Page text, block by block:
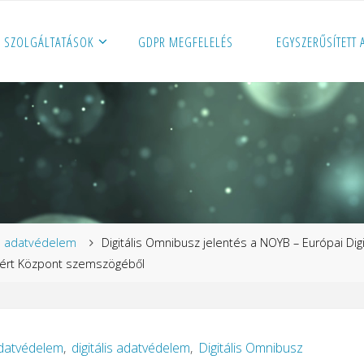
SZOLGÁLTATÁSOK GDPR MEGFELELÉS
adatvédelem
Digitális Omnibusz jelentés a NOYB – Európai
Központ szemszögéből
, digitális adatvédelem, Digitális Omnibusz